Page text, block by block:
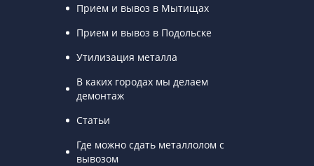
Прием и вывоз в Мытищах
Прием и вывоз в Подольске
Утилизация металла
В каких городах мы делаем
демонтаж
Статьи
Где можно сдать металлолом с
вывозом